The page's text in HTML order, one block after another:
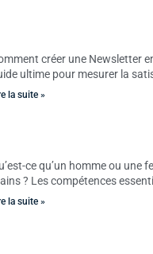
créer une Newsletter
ultime pour mesurer la
la suite »
ce qu’un homme ou une
? Les compétences
la suite »